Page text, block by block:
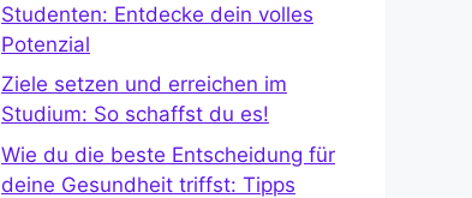
Studenten: Entdecke dein volles
Potenzial
Ziele setzen und erreichen im
Studium: So schaffst du es!
Wie du die beste Entscheidung für
deine Gesundheit triffst: Tipps